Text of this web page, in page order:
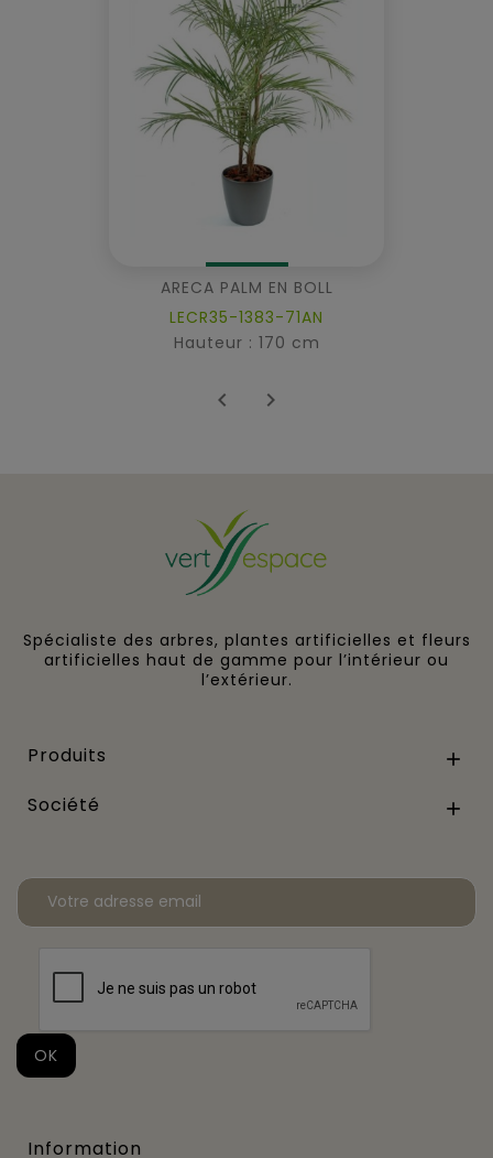
ARECA PALM EN BOLL
LECR35-1383-71AN
Hauteur : 170 cm
 
Spécialiste des arbres, plantes artificielles et fleurs
artificielles haut de gamme pour l’intérieur ou
l’extérieur.
Produits 
Société 
Information